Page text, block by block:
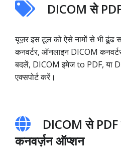
DICOM से
यूज़र इस टूल को ऐसे नामों से भी
कनवर्टर, ऑनलाइन DICOM
बदलें, DICOM इमेज to PDF, या
एक्सपोर्ट करें।
DICOM से PDF
कनवर्ज़न ऑप्शन